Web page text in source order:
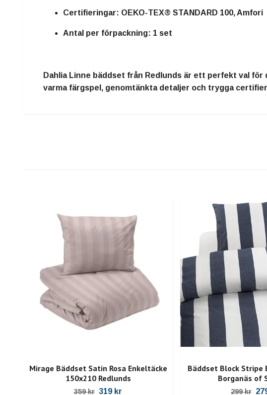
Certifieringar: OEKO-TEX® STANDARD 100, Amfori
Antal per förpackning: 1 set
Dahlia Linne bäddset från Redlunds är ett perfekt val
varma färgspel, genomtänkta detaljer och trygga
Mirage Bäddset Satin Rosa Enkeltäcke
150x210 Redlunds
359 kr 319 kr
Bäddset Block Stripe
Borganäs of
299 kr